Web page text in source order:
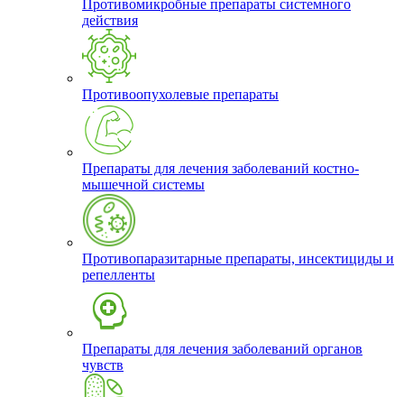
Противомикробные препараты системного
действия
Противоопухолевые препараты
Препараты для лечения заболеваний костно-
мышечной системы
Противопаразитарные препараты, инсектициды и
репелленты
Препараты для лечения заболеваний органов
чувств